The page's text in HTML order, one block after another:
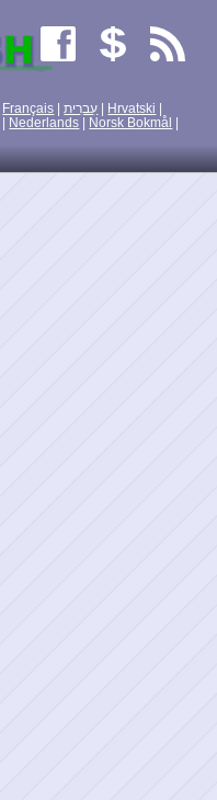
Français |עִברִית Hrvatski
Nederlands Norsk Bokmål